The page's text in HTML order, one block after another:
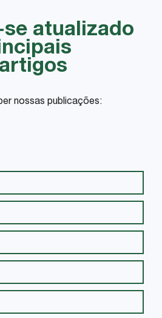
atualizado
nossas publicações: